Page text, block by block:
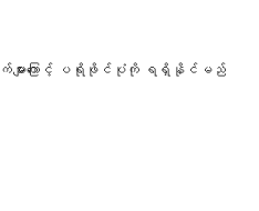
များကြောင့် ပရိုဖိုင်ပုံကို ရရှိနိုင်မည်